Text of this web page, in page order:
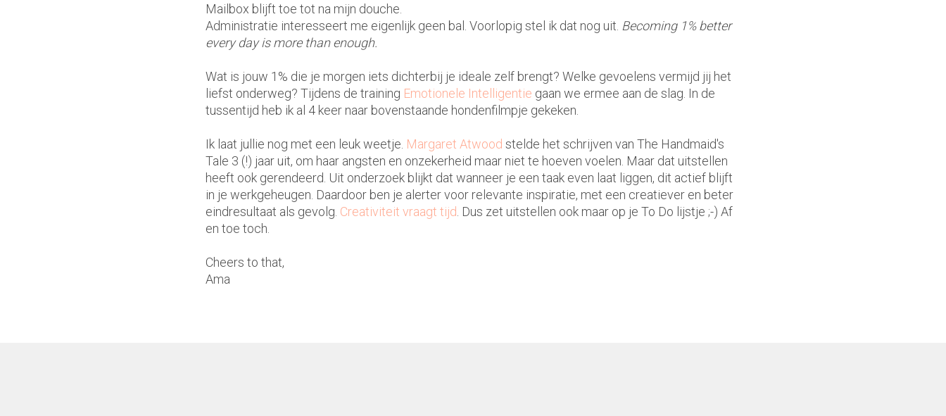
Mailbox blijft toe tot na mijn douche.
Administratie interesseert me eigenlijk geen bal. Voorlopig stel ik dat nog uit. Becoming 1% better
every day is more than enough.
Wat is jouw 1% die je morgen iets dichterbij je ideale zelf brengt? Welke gevoelens vermijd jij het
liefst onderweg? Tijdens de training Emotionele Intelligentie gaan we ermee aan de slag. In de
tussentijd heb ik al 4 keer naar bovenstaande hondenfilmpje gekeken.
Ik laat jullie nog met een leuk weetje. Margaret Atwood stelde het schrijven van The Handmaid's
Tale 3 (!) jaar uit, om haar angsten en onzekerheid maar niet te hoeven voelen. Maar dat uitstellen
heeft ook gerendeerd. Uit onderzoek blijkt dat wanneer je een taak even laat liggen, dit actief blijft
in je werkgeheugen. Daardoor ben je alerter voor relevante inspiratie, met een creatiever en beter
eindresultaat als gevolg. Creativiteit vraagt tijd . Dus zet uitstellen ook maar op je To Do lijstje ;-) Af
en toe toch.
Cheers to that,
Ama